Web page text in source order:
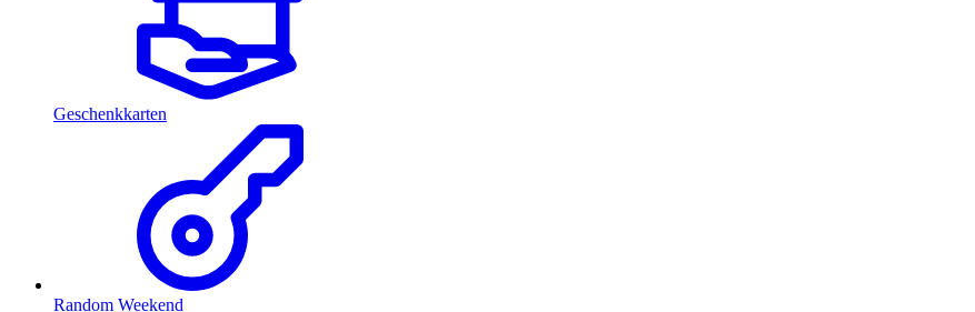
Geschenkkarten
Random Weekend